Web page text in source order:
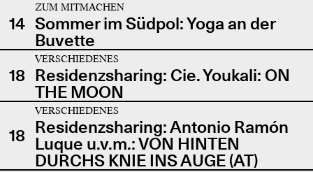
14
ZUM MITMACHEN
Sommer im Südpol: Yoga an der
Buvette
18
VERSCHIEDENES
Residenzsharing: Cie. Youkali: ON
THE MOON
18
VERSCHIEDENES
Residenzsharing: Antonio Ramón
Luque u.v.m.: VON HINTEN
DURCHS KNIE INS AUGE (AT)